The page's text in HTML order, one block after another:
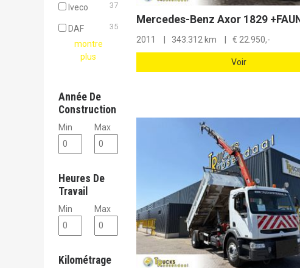
Iveco 37
DAF 35
montre
plus
Année De
Construction
Min Max
Heures De
Travail
Min Max
Kilométrage
2011 343.312 km € 22.950,-
Voir